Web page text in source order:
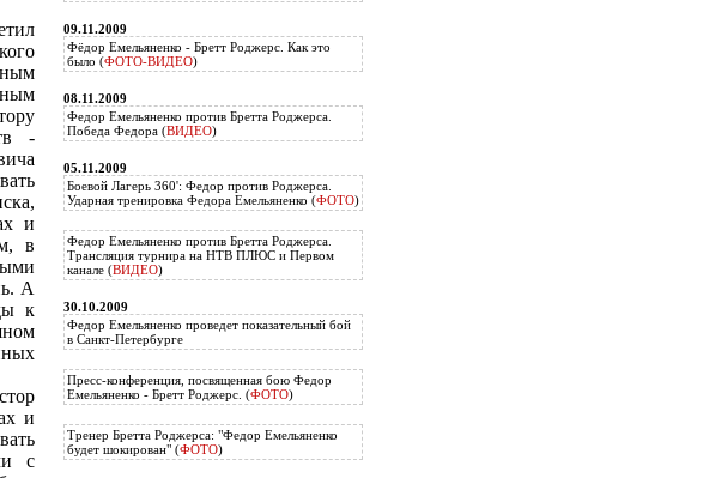
-
и
в
А
к
и
с
09.11.2009
Фёдор Емельяненко - Бретт Роджерс. Как это
было (ФОТО-ВИДЕО)
08.11.2009
Федор Емельяненко против Бретта Роджерса.
Победа Федора (ВИДЕО)
05.11.2009
Боевой Лагерь 360': Федор против Роджерса.
Ударная тренировка Федора Емельяненко (ФОТО)
Федор Емельяненко против Бретта Роджерса.
Трансляция турнира на НТВ ПЛЮС и Первом
канале (ВИДЕО)
30.10.2009
Федор Емельяненко проведет показательный бой
в Санкт-Петербурге
Пресс-конференция, посвященная бою Федор
Емельяненко - Бретт Роджерс. (ФОТО)
Тренер Бретта Роджерса: "Федор Емельяненко
будет шокирован" (ФОТО)